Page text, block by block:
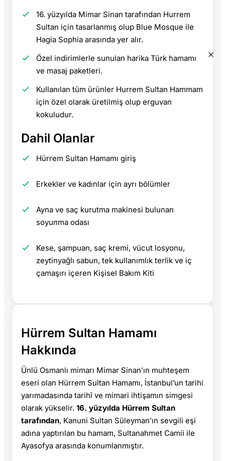
16. yüzyılda Mimar Sinan tarafından Hurrem
Sultan için tasarlanmış olup Blue Mosque ile
Hagia Sophia arasında yer alır.
Özel indirimlerle sunulan harika Türk hamamı
ve masaj paketleri.
Kullanılan tüm ürünler Hurrem Sultan Hammam
için özel olarak üretilmiş olup erguvan
kokuludur.
Dahil Olanlar
Hürrem Sultan Hamamı giriş
Erkekler ve kadınlar için ayrı bölümler
Ayna ve saç kurutma makinesi bulunan
soyunma odası
Kese, şampuan, saç kremi, vücut losyonu,
zeytinyağlı sabun, tek kullanımlık terlik ve iç
çamaşırı içeren Kişisel Bakım Kiti
Hürrem Sultan Hamamı
Hakkında
Ünlü Osmanlı mimarı Mimar Sinan’ın muhteşem
eseri olan Hürrem Sultan Hamamı, İstanbul’un tarihi
yarımadasında tarihî ve mimari ihtişamın simgesi
olarak yükselir. 16. yüzyılda Hürrem Sultan
tarafından, Kanuni Sultan Süleyman’ın sevgili eşi
adına yaptırılan bu hamam, Sultanahmet Camii ile
Ayasofya arasında konumlanmıştır.